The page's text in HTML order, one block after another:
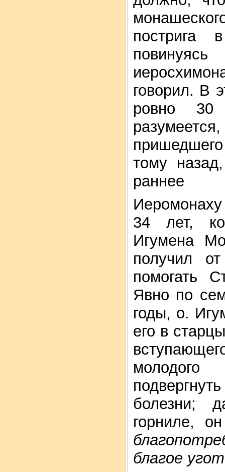
говорил. В
ровно 30
тому
раннее
34 лет,
Игумена
получил
помогать
Явно по
годы, о.
его в
молодого
болезни;
горниле,
благое